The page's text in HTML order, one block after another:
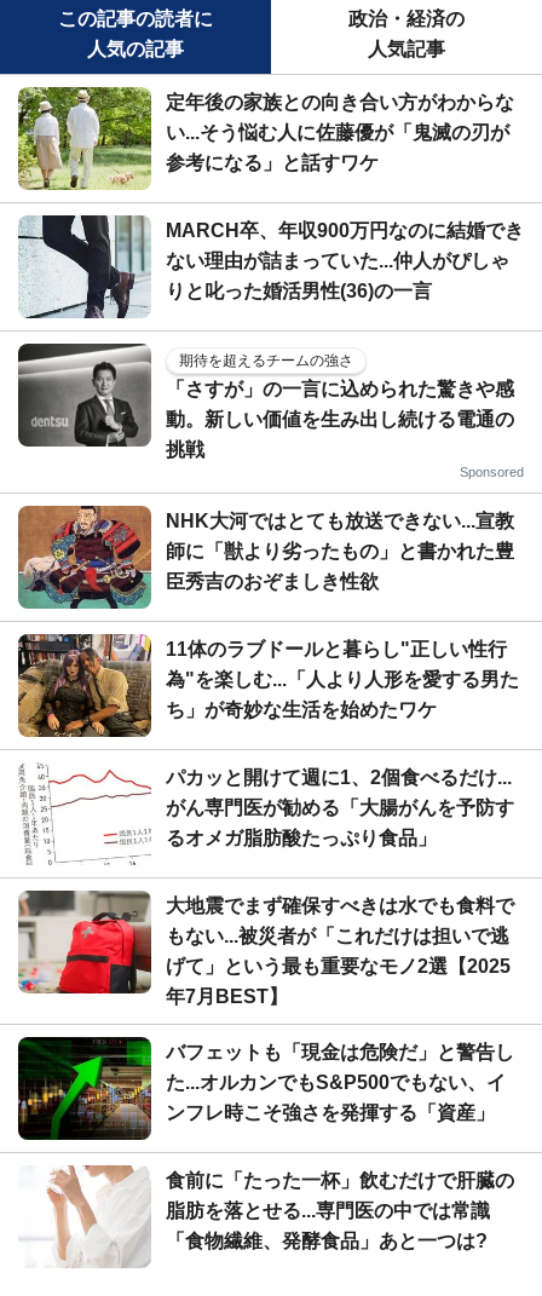
この記事の読者に
人気の記事
政治・経済の
人気記事
定年後の家族との向き合い方がわからな
い...そう悩む人に佐藤優が「鬼滅の刃が
参考になる」と話すワケ
MARCH卒、年収900万円なのに結婚でき
ない理由が詰まっていた...仲人がぴしゃ
りと叱った婚活男性(36)の一言
期待を超えるチームの強さ
「さすが」の一言に込められた驚きや感
動。新しい価値を生み出し続ける電通の
挑戦
Sponsored
NHK大河ではとても放送できない...宣教
師に「獣より劣ったもの」と書かれた豊
臣秀吉のおぞましき性欲
11体のラブドールと暮らし"正しい性行
為"を楽しむ...「人より人形を愛する男た
ち」が奇妙な生活を始めたワケ
パカッと開けて週に1、2個食べるだけ...
がん専門医が勧める「大腸がんを予防す
るオメガ脂肪酸たっぷり食品」
大地震でまず確保すべきは水でも食料で
もない...被災者が「これだけは担いで逃
げて」という最も重要なモノ2選【2025
年7月BEST】
バフェットも「現金は危険だ」と警告し
た...オルカンでもS&P500でもない、イ
ンフレ時こそ強さを発揮する「資産」
食前に「たった一杯」飲むだけで肝臓の
脂肪を落とせる...専門医の中では常識
「食物繊維、発酵食品」あと一つは?